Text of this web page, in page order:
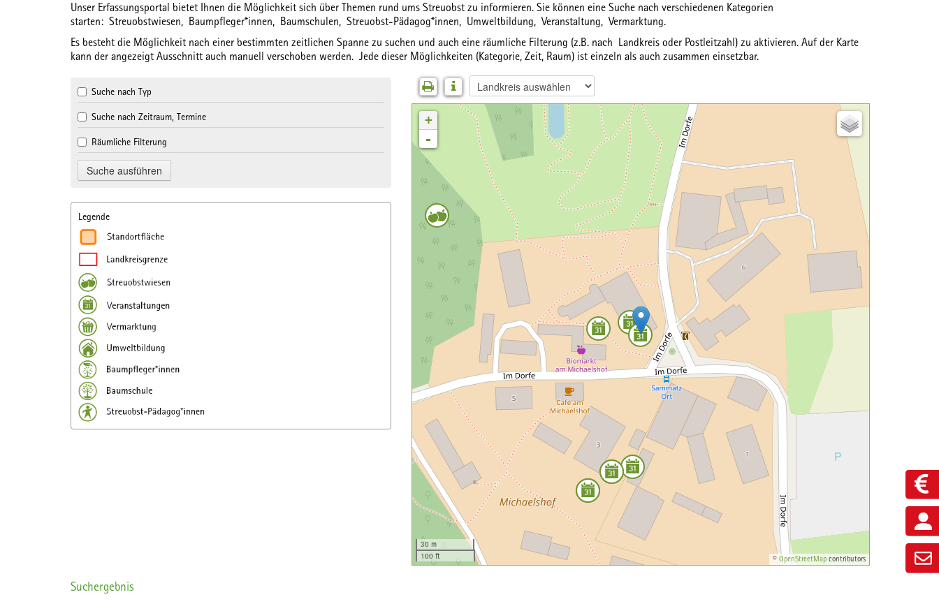
Unser Erfassungsportal bietet Ihnen die Möglichkeit sich über Themen rund ums Streuobst zu informieren. Sie können eine Suche nach verschiedenen Kategorien
starten: Streuobstwiesen, Baumpfleger*innen, Baumschulen, Streuobst-Pädagog*innen, Umweltbildung,Veranstaltung,Vermarktung.
Es besteht die Möglichkeit nach einer bestimmten zeitlichen Spannezu suchen und auch eine räumliche Filterung (z.B. nach Landkreis oder Postleitzahl) zu aktivieren. Auf der Karte
kann der angezeigt Ausschnitt auch manuell verschoben werden. Jede dieser Möglichkeiten (Kategorie, Zeit, Raum) ist einzeln als auch zusammen einsetzbar.
Suche nach Typ
Suche nach Zeitraum, Termine
Räumliche Filterung
Legende
+
-
30 m
100 ft
©OpenStreetMap contributors
Suchergebnis